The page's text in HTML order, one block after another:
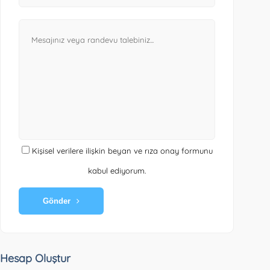
Kişisel verilere ilişkin beyan ve rıza onay formunu
kabul ediyorum.
Gönder
Hesap Oluştur